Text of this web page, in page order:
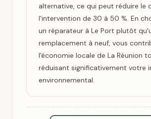
alternative, ce qui peut réduire le
l'intervention de 30 à 50 %. En
un réparateur à Le Port plutôt
remplacement à neuf, vous
l'économie locale de La Réunion
réduisant significativement votre
environnemental.